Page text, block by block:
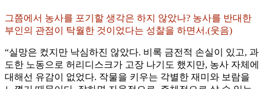
그쯤에서 농사를 포기할 생각은 하지 않았나? 농사를 반대한
부인의 관점이 탁월한 것이었다는 성찰을 하면서.(웃음)
“실망은 컸지만 낙심하진 않았다. 비록 금전적 손실이 있고, 과
도한 노동으로 허리디스크가 고장 나기도 했지만, 농사 자체에
대해선 유감이 없었다. 작물을 키우는 각별한 재미와 보람을